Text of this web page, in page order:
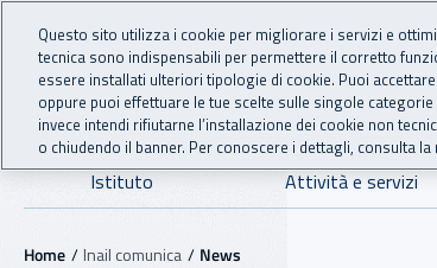
Vai al menu principale
Vai al contenuto principale
INAIL - Istituto
Navigazione principale
Istituto Attività e servizi
Navigazione - Ti trovi in:
Home Inail comunica News
Questo sito utilizza i cookie per migliorare i servizi e
tecnica sono indispensabili per permettere il corretto
essere installati ulteriori tipologie di cookie. Puoi accettare
oppure puoi effettuare le tue scelte sulle singole categorie
invece intendi rifiutarne l’installazione dei cookie non
o chiudendo il banner. Per conoscere i dettagli, consulta